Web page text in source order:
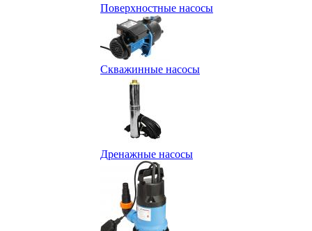
Поверхностные насосы
Скважинные насосы
Дренажные насосы